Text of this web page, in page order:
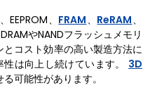
、EEPROM、 FRAM、 ReRAM、
やNANDフラッシュメモリ
コスト効率の高い製造方法に
は向上し続けています。 3D
可能性があります。